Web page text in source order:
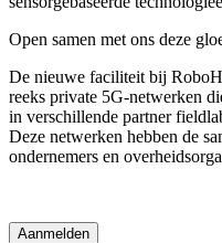
Open samen met ons deze
De nieuwe faciliteit bij
reeks private 5G-netwerken
in verschillende partner
Deze netwerken hebben de
ondernemers en
Aanmelden